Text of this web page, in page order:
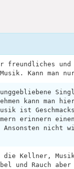
freundliches und
Kann man
kann man
ist
erinnern
nicht
die Kellner,
und Rauch